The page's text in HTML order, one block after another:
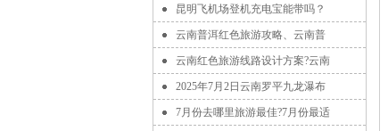
昆明飞机场登机充电宝能带吗？
云南普洱红色旅游攻略、云南普
云南红色旅游线路设计方案?云南
2025年7月2日云南罗平九龙瀑布
7月份去哪里旅游最佳?7月份最适